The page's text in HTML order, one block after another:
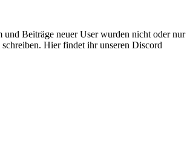
Beiträge neuer User wurden nicht oder nur
Hier findet ihr unseren Discord